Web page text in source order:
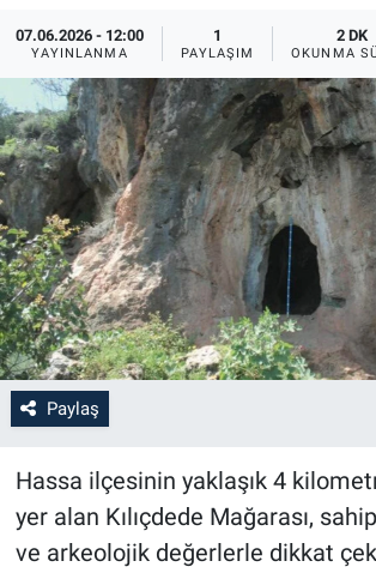
07.06.2026 - 12:00
YAYINLANMA
1
PAYLAŞIM
2 DK
OKUNMA
Paylaş
Hassa ilçesinin yaklaşık 4
yer alan Kılıçdede Mağarası,
ve arkeolojik değerlerle dikkat